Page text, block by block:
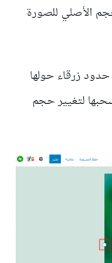
الأصلي للصورة
زرقاء حولها
لتغيير حجم